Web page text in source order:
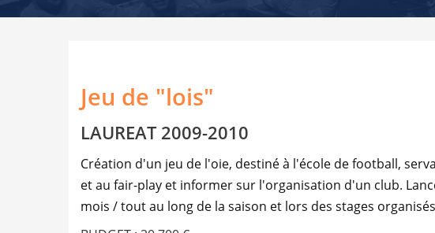
Jeu de "lois"
LAUREAT 2009-2010
Création d'un jeu de l'oie, destiné à l'école de football,
et au fair-play et informer sur l'organisation d'un club.
mois / tout au long de la saison et lors des stages